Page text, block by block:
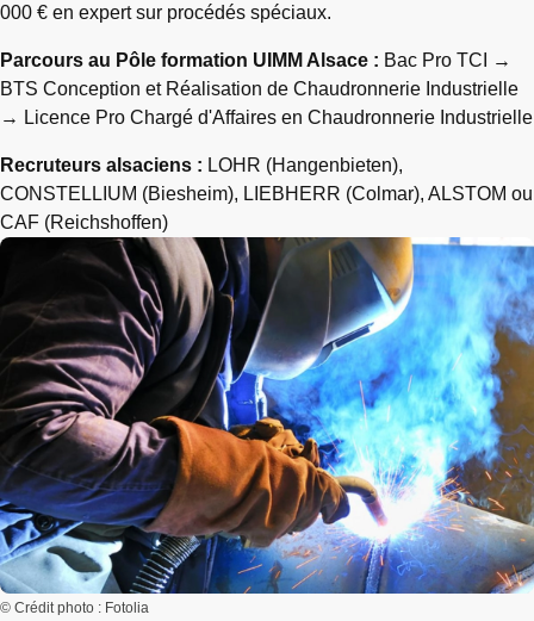
000 € en expert sur procédés spéciaux.
Parcours au Pôle formation UIMM Alsace : Bac Pro TCI →
BTS Conception et Réalisation de Chaudronnerie Industrielle
→ Licence Pro Chargé d'Affaires en Chaudronnerie Industrielle
Recruteurs alsaciens : LOHR (Hangenbieten),
CONSTELLIUM (Biesheim), LIEBHERR (Colmar), ALSTOM ou
CAF (Reichshoffen)
© Crédit photo : Fotolia